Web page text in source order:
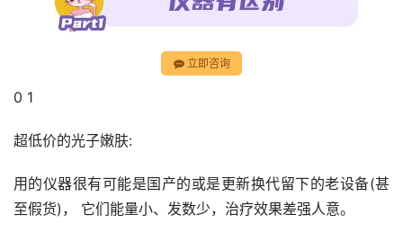
立即咨询
0 1
超低价的光子嫩肤:
用的仪器很有可能是国产的或是更新换代留下的老设备(甚
至假货)， 它们能量小、发数少，治疗效果差强人意。